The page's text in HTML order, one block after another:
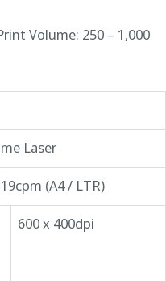
Volume: 250 – 1,000
Laser
(A4 / LTR)
600 x 400dpi